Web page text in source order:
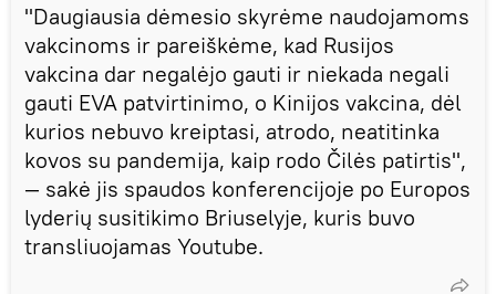
"Daugiausia dėmesio skyrėme naudojamoms
vakcinoms ir pareiškėme, kad Rusijos
vakcina dar negalėjo gauti ir niekada negali
gauti EVA patvirtinimo, o Kinijos vakcina, dėl
kurios nebuvo kreiptasi, atrodo, neatitinka
kovos su pandemija, kaip rodo Čilės patirtis",
— sakė jis spaudos konferencijoje po Europos
lyderių susitikimo Briuselyje, kuris buvo
transliuojamas Youtube.